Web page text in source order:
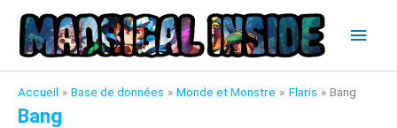
contenu
Accueil Base de données Monde et Monstre Flaris Bang
Bang